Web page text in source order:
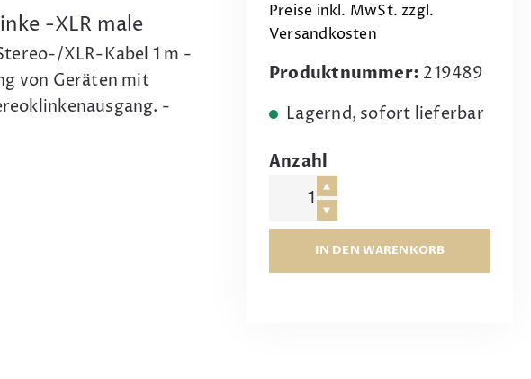
-XLR male
XLR-Kabel 1 m -
von Geräten mit
-
Preise inkl. MwSt. zzgl.
Versandkosten
Produktnummer: 219489
Lagernd, sofort lieferbar
Anzahl
IN DEN WARENKORB